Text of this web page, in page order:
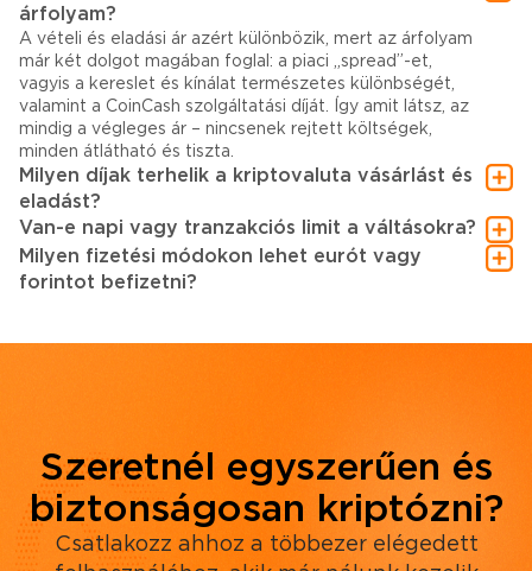
árfolyam?
A vételi és eladási ár azért különbözik, mert az árfolyam
már két dolgot magában foglal: a piaci „spread”-et,
vagyis a kereslet és kínálat természetes különbségét,
valamint a CoinCash szolgáltatási díját. Így amit látsz, az
mindig a végleges ár – nincsenek rejtett költségek,
minden átlátható és tiszta.
Milyen díjak terhelik a kriptovaluta vásárlást és
eladást?
Van-e napi vagy tranzakciós limit a váltásokra?
Milyen fizetési módokon lehet eurót vagy
forintot befizetni?
Szeretnél egyszerűen és
biztonságosan kriptózni?
Csatlakozz ahhoz a többezer elégedett